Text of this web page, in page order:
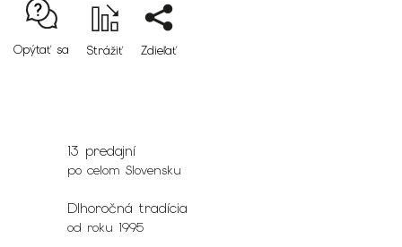
Opýtať sa Strážiť Zdieľať
13 predajní
po celom Slovensku
Dlhoročná tradícia
od roku 1995